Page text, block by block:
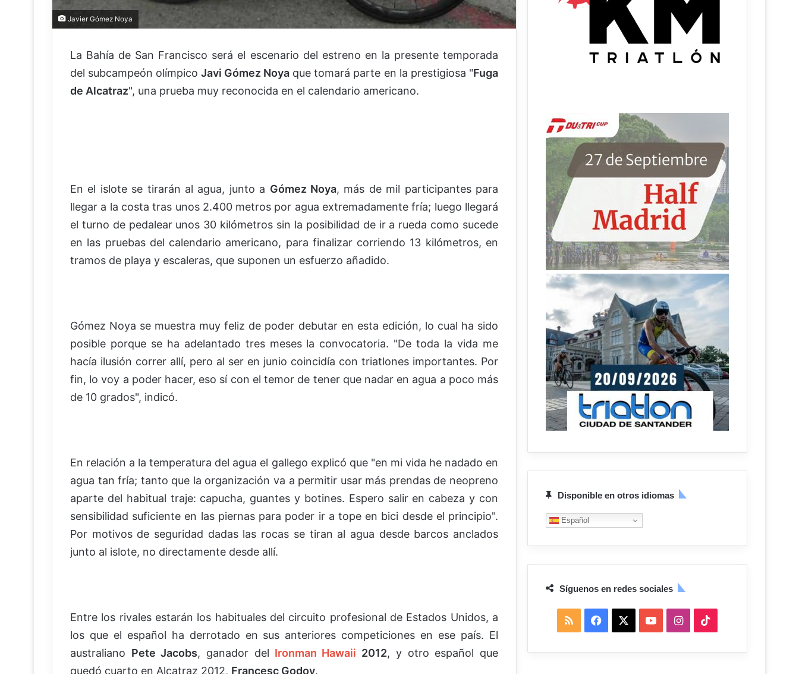
Javier Gómez Noya
La Bahía de San Francisco será el escenario del estreno en la presente temporada
del subcampeón olímpico Javi Gómez Noyaque tomará parte en la prestigiosa "Fuga
de Alcatraz", una prueba muy reconocida en el calendario americano.
En el islote se tirarán al agua, junto a Gómez Noya, más de mil participantes para
llegar a la costa tras unos 2.400 metros por agua extremadamente fría; luego llegará
el turno de pedalear unos 30 kilómetros sin la posibilidad de ir a rueda como sucede
en las pruebas del calendario americano, para finalizar corriendo 13 kilómetros, en
tramos de playa y escaleras, que suponen un esfuerzo añadido.
Gómez Noya se muestra muy feliz de poder debutar en esta edición, lo cual ha sido
posible porque se ha adelantado tres meses la convocatoria. "De toda la vida me
hacía ilusión correr allí, pero al ser en junio coincidía con triatlones importantes. Por
fin, lo voy a poder hacer, eso sí con el temor de tener que nadar en agua a poco más
de 10 grados", indicó.
En relación a la temperatura del agua el gallego explicó que "en mi vida he nadado en
agua tan fría; tanto que la organización va a permitir usar más prendas de neopreno
aparte del habitual traje: capucha, guantes y botines. Espero salir en cabeza y con
sensibilidad suficiente en las piernas para poder ir a tope en bici desde el principio".
Por motivos de seguridad dadas las rocas se tiran al agua desde barcos anclados
junto al islote, no directamente desde allí.
Entre los rivales estarán los habituales del circuito profesional de Estados Unidos, a
los que el español ha derrotado en sus anteriores competiciones en ese país. El
australiano Pete Jacobs, ganador del Ironman Hawaii 2012, y otro español que
quedó cuarto en Alcatraz 2012, Françesc Godoy.
Disponible en otros idiomas
Español
Síguenos en redes sociales
I